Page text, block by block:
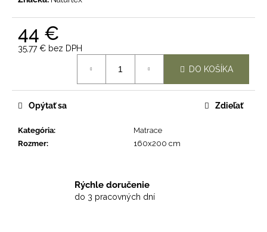
44 €
35,77 € bez DPH
DO KOŠÍKA
Kategória:
Matrace
Rozmer: 160x200 cm
Opýtať sa Zdieľať
Rýchle doručenie
do 3 pracovných dní